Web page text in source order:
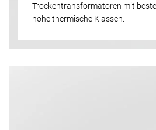
Trockentransformatoren mit
hohe thermische Klassen.